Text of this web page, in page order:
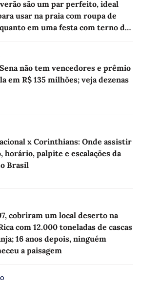
são um par perfeito, ideal
usar na praia com roupa de
em uma festa com terno de
não tem vencedores e prêmio
em R$ 135 milhões; veja dezenas
x Corinthians: Onde assistir
horário, palpite e escalações da
Brasil
cobriram um local deserto na
com 12.000 toneladas de cascas
16 anos depois, ninguém
a paisagem